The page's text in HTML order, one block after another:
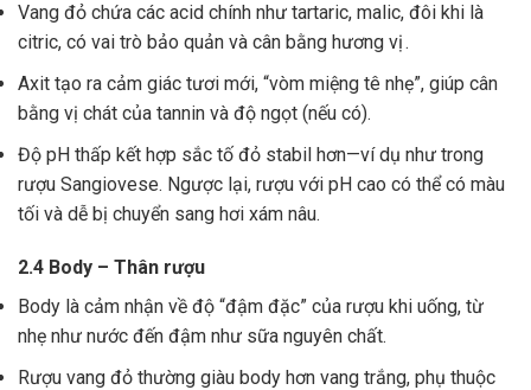
Vang đỏ chứa các acid chính như tartaric, malic, đôi khi là
citric, có vai trò bảo quản và cân bằng hương vị .
Axit tạo ra cảm giác tươi mới, “vòm miệng tê nhẹ”, giúp cân
bằng vị chát của tannin và độ ngọt (nếu có).
Độ pH thấp kết hợp sắc tố đỏ stabil hơn—ví dụ như trong
rượu Sangiovese. Ngược lại, rượu với pH cao có thể có màu
tối và dễ bị chuyển sang hơi xám nâu.
2.4 Body – Thân rượu
Body là cảm nhận về độ “đậm đặc” của rượu khi uống, từ
nhẹ như nước đến đậm như sữa nguyên chất.
Rượu vang đỏ thường giàu body hơn vang trắng, phụ thuộc